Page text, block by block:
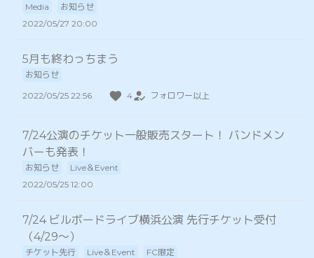
Media
お知らせ
2022/05/27 20:00
5月も終わっちまう
お知らせ
2022/05/25 22:56
4 フォロワー以上
7/24公演のチケット一般販売スタート！ バンドメン
バーも発表！
お知らせ
Live＆Event
2022/05/25 12:00
7/24 ビルボードライブ横浜公演 先行チケット受付
（4/29〜）
チケット先行 Live＆Event
FC限定